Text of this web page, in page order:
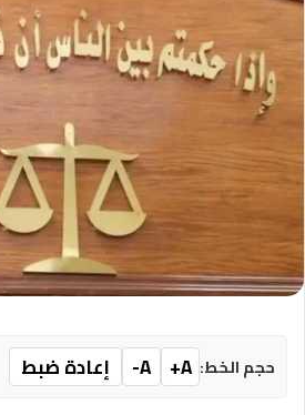
حجم الخط: A+
A-
إعادة ضبط